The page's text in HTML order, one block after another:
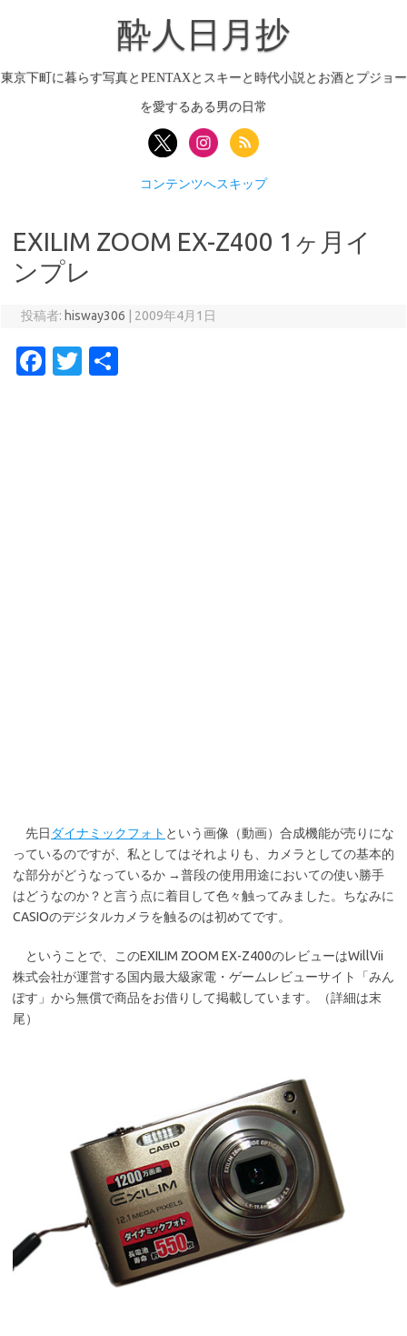
酔人日月抄
東京下町に暮らす写真とPENTAXとスキーと時代小説とお酒とプジョー
を愛するある男の日常
コンテンツへスキップ
EXILIM ZOOM EX-Z400 1ヶ月イ
ンプレ
投稿者: hisway306 2009年4月1日
Fa
T
先日 ダイナミックフォト という画像（動画）合成機能が売りにな
っているのですが、私としてはそれよりも、カメラとしての基本的
な部分がどうなっているか →普段の使用用途においての使い勝手
はどうなのか？と言う点に着目して色々触ってみました。ちなみに
CASIOのデジタルカメラを触るのは初めてです。
ということで、このEXILIM ZOOM EX-Z400のレビューはWillVii
株式会社が運営する国内最大級家電・ゲームレビューサイト「みん
ぽす」から無償で商品をお借りして掲載しています。（詳細は末
尾）